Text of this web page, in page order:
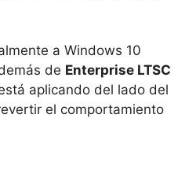
a Windows 10
de Enterprise LTSC
aplicando del lado del
el comportamiento